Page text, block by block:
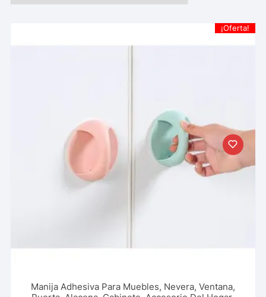
¡Oferta!
Manija Adhesiva Para Muebles, Nevera, Ventana,